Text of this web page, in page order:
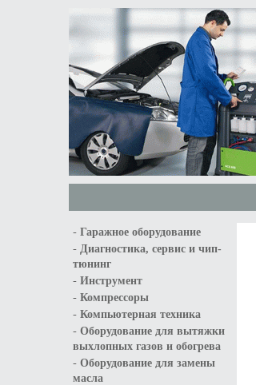
- Гаражное оборудование
- Диагностика, сервис и чип-
тюнинг
- Инструмент
- Компрессоры
- Компьютерная техника
- Оборудование для вытяжки
выхлопных газов и обогрева
- Оборудование для замены
масла